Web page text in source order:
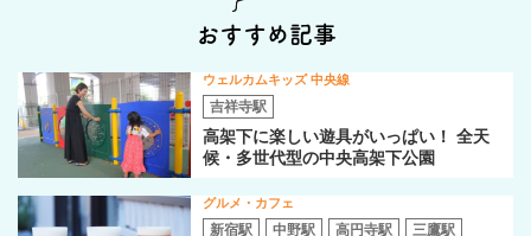
おすすめ記事
ウェルカムキッズ 中央線
吉祥寺駅
高架下に楽しい遊具がいっぱい！ 全天
候・多世代型の中央高架下公園
グルメ・カフェ
新宿駅 中野駅 高円寺駅
三鷹駅